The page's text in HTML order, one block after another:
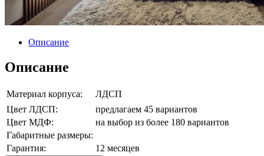
Описание
Описание
Материал корпуса:
ЛДСП
Цвет ЛДСП:
предлагаем 45 вариантов
Цвет МДФ:
на выбор из более 180 вариантов
Габаритные размеры:
Гарантия:
12 месяцев